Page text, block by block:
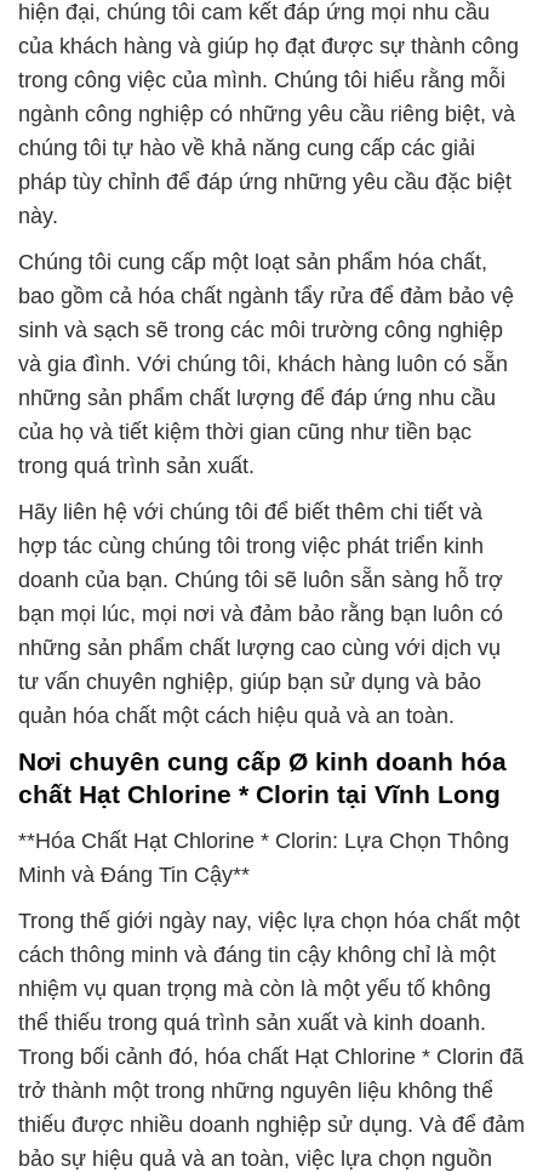
hiện đại, chúng tôi cam kết đáp ứng mọi nhu cầu
của khách hàng và giúp họ đạt được sự thành công
trong công việc của mình. Chúng tôi hiểu rằng mỗi
ngành công nghiệp có những yêu cầu riêng biệt, và
chúng tôi tự hào về khả năng cung cấp các giải
pháp tùy chỉnh để đáp ứng những yêu cầu đặc biệt
này.
Chúng tôi cung cấp một loạt sản phẩm hóa chất,
bao gồm cả hóa chất ngành tẩy rửa để đảm bảo vệ
sinh và sạch sẽ trong các môi trường công nghiệp
và gia đình. Với chúng tôi, khách hàng luôn có sẵn
những sản phẩm chất lượng để đáp ứng nhu cầu
của họ và tiết kiệm thời gian cũng như tiền bạc
trong quá trình sản xuất.
Hãy liên hệ với chúng tôi để biết thêm chi tiết và
hợp tác cùng chúng tôi trong việc phát triển kinh
doanh của bạn. Chúng tôi sẽ luôn sẵn sàng hỗ trợ
bạn mọi lúc, mọi nơi và đảm bảo rằng bạn luôn có
những sản phẩm chất lượng cao cùng với dịch vụ
tư vấn chuyên nghiệp, giúp bạn sử dụng và bảo
quản hóa chất một cách hiệu quả và an toàn.
Nơi chuyên cung cấp Ø kinh doanh hóa
chất Hạt Chlorine * Clorin tại Vĩnh Long
**Hóa Chất Hạt Chlorine * Clorin: Lựa Chọn Thông
Minh và Đáng Tin Cậy**
Trong thế giới ngày nay, việc lựa chọn hóa chất một
cách thông minh và đáng tin cậy không chỉ là một
nhiệm vụ quan trọng mà còn là một yếu tố không
thể thiếu trong quá trình sản xuất và kinh doanh.
Trong bối cảnh đó, hóa chất Hạt Chlorine * Clorin đã
trở thành một trong những nguyên liệu không thể
thiếu được nhiều doanh nghiệp sử dụng. Và để đảm
bảo sự hiệu quả và an toàn, việc lựa chọn nguồn